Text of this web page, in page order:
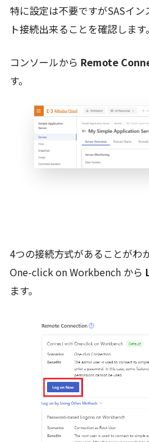
特に設定は不要ですがSASイ
ト接続出来ることを確認します。
コンソールから Remote
す。
4つの接続方式があることが
One-click on Workbench から
ます。